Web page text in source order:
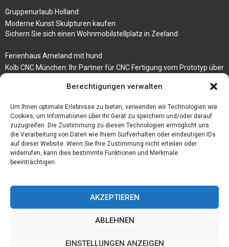
Berechtigungen verwalten
Um Ihnen optimale Erlebnisse zu bieten, verwenden wir Technologien wie
Cookies, um Informationen über Ihr Gerät zu speichern und/oder darauf
zuzugreifen. Die Zustimmung zu diesen Technologien ermöglicht uns
die Verarbeitung von Daten wie Ihrem Surfverhalten oder eindeutigen IDs
auf dieser Website. Wenn Sie Ihre Zustimmung nicht erteilen oder
widerrufen, kann dies bestimmte Funktionen und Merkmale
beeinträchtigen.
AKZEPTIEREN
ABLEHNEN
EINSTELLUNGEN ANZEIGEN
Gruppenurlaub Holland
Moderne Kunst Skulpturen kaufen
Sichern Sie sich einen Wohnmobilstellplatz in Zeeland
Ferienhaus Ameland mit hund
Kolb CNC München: Ihr Partner für CNC Fertigung vom Prototyp über
Branchenbuch Krefeld